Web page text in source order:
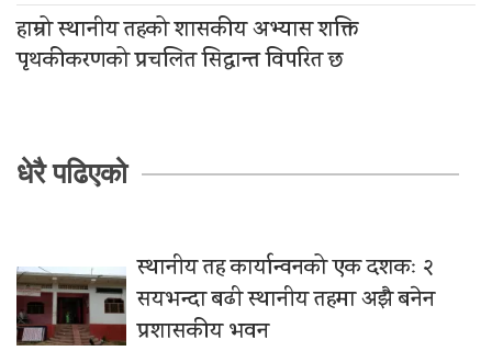
हाम्रो स्थानीय तहको शासकीय अभ्यास शक्ति
पृथकीकरणको प्रचलित सिद्धान्त विपरित छ
धेरै पढिएको
स्थानीय तह कार्यान्वनको एक दशकः २
सयभन्दा बढी स्थानीय तहमा अझै बनेन
प्रशासकीय भवन